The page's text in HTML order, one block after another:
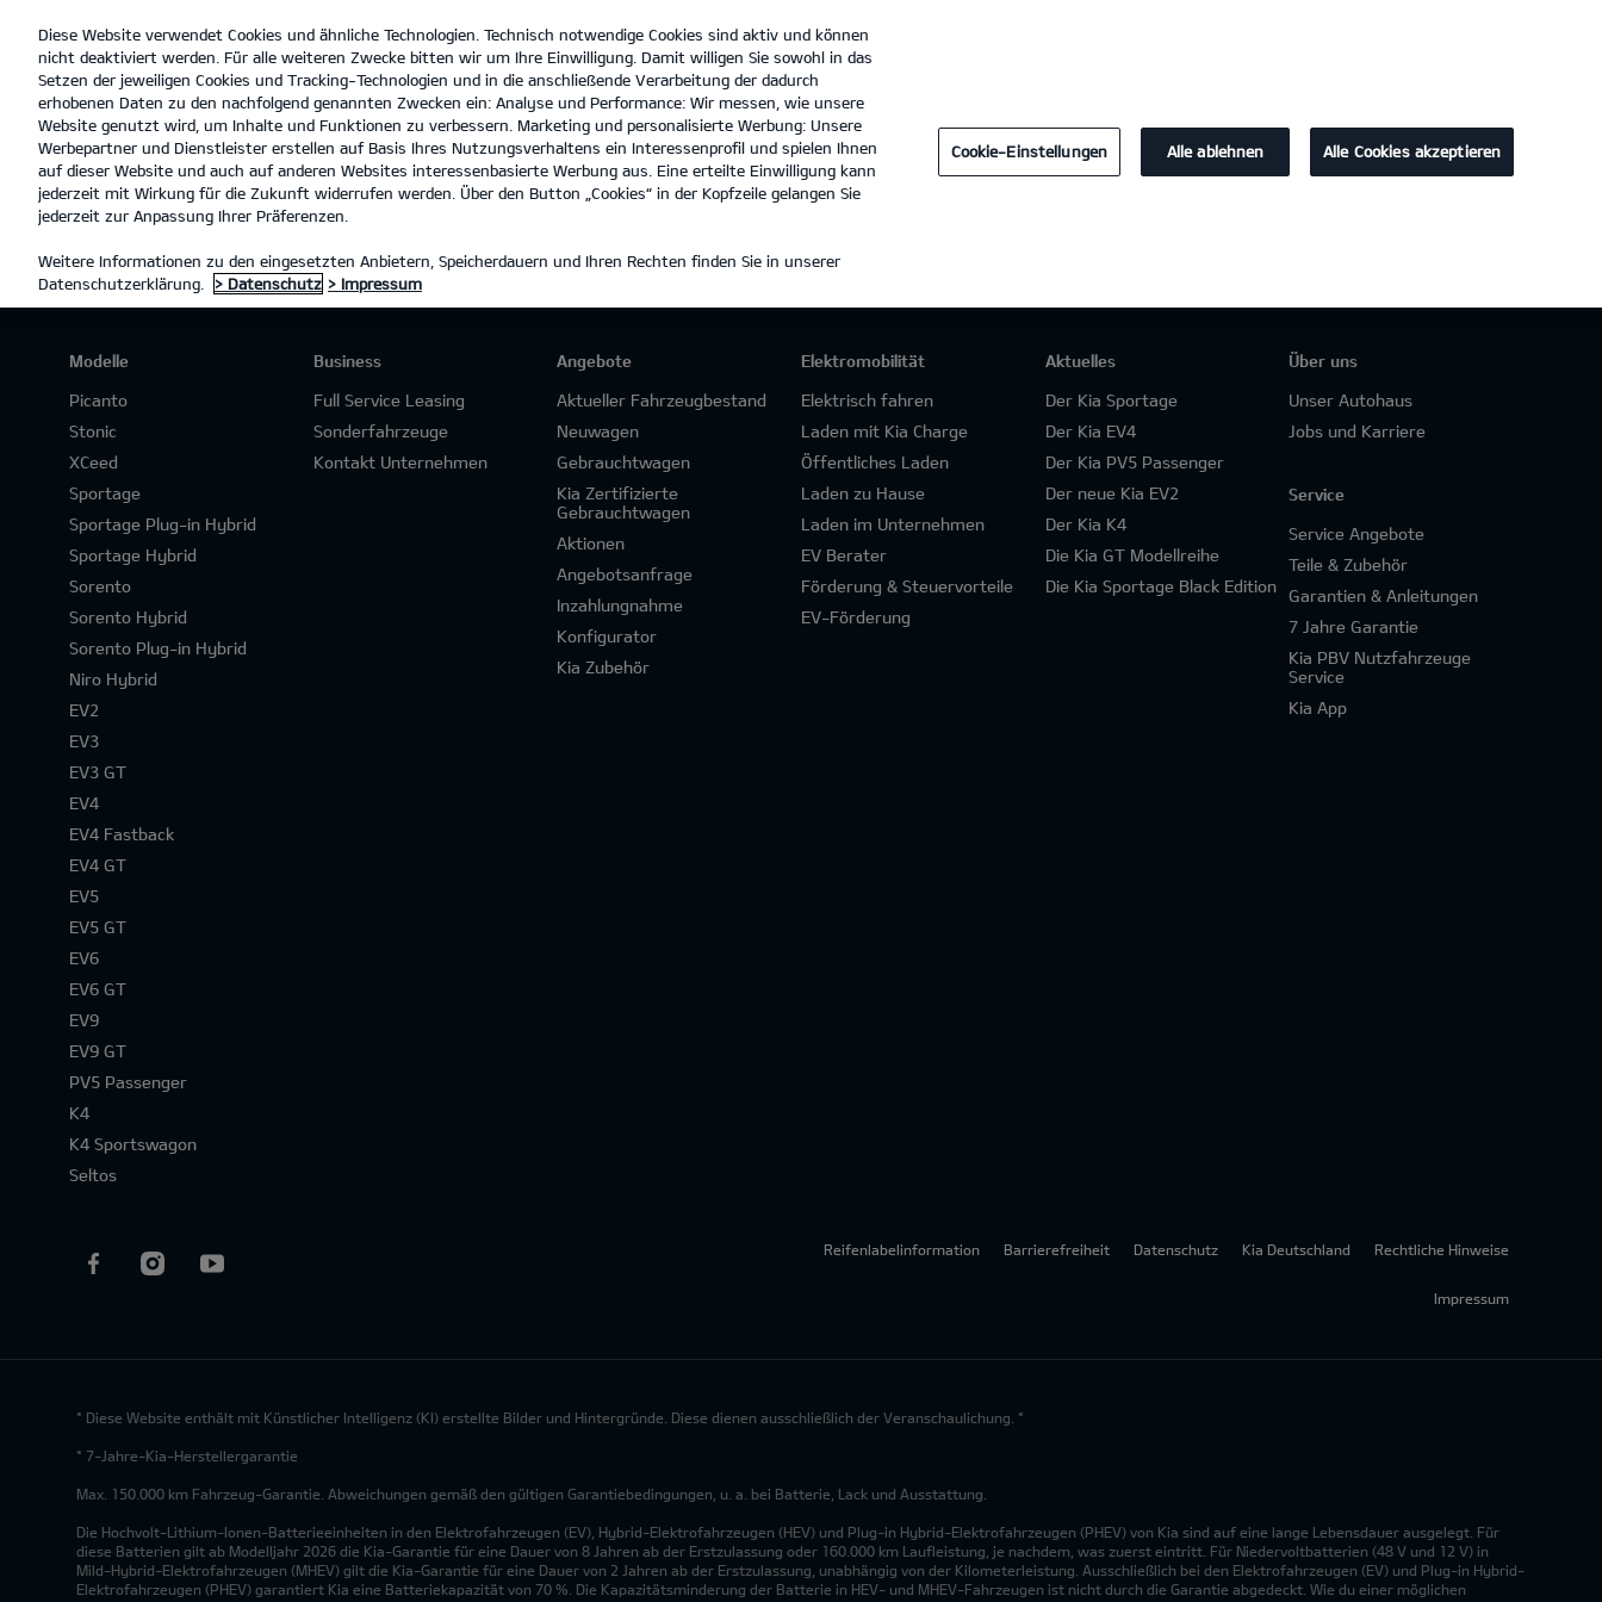
open
menu
Autohaus Schlattmann GmbH & Co. KG
PROBEFAHRT
Modelle
Picanto
Stonic
XCeed
Sportage
Sportage Plug-in Hybrid
Sportage Hybrid
Sorento
Sorento Hybrid
Sorento Plug-in Hybrid
Niro Hybrid
EV2
EV3
EV3 GT
EV4
EV4 Fastback
EV4 GT
EV5
EV5 GT
EV6
EV6 GT
EV9
EV9 GT
PV5 Passenger
K4
K4 Sportswagon
Seltos
Business
Full Service Leasing
Sonderfahrzeuge
Kontakt Unternehmen
Angebote
Aktueller Fahrzeugbestand
Neuwagen
Gebrauchtwagen
Kia Zertifizierte
Gebrauchtwagen
Aktionen
Angebotsanfrage
Inzahlungnahme
Konfigurator
Kia Zubehör
Elektromobilität
Elektrisch fahren
Laden mit Kia Charge
Öffentliches Laden
Laden zu Hause
Laden im Unternehmen
EV Berater
Förderung & Steuervorteile
EV-Förderung
Aktuelles
Der Kia Sportage
Der Kia EV4
Der Kia PV5 Passenger
Der neue Kia EV2
Der Kia K4
Die Kia GT Modellreihe
Die Kia Sportage Black Edition
Über uns
Unser Autohaus
Jobs und Karriere
Service
Service Angebote
Teile & Zubehör
Garantien & Anleitungen
7 Jahre Garantie
Kia PBV Nutzfahrzeuge
Service
Kia App
Reifenlabelinformation Barrierefreiheit Datenschutz Kia Deutschland Rechtliche Hinweise
Impressum
* Diese Website enthält mit Künstlicher Intelligenz (KI) erstellte Bilder und Hintergründe. Diese dienen ausschließlich der Veranschaulichung. *
* 7-Jahre-Kia-Herstellergarantie
Max. 150.000 km Fahrzeug-Garantie. Abweichungen gemäß den gültigen Garantiebedingungen, u. a. bei Batterie, Lack und Ausstattung.
Die Hochvolt-Lithium-Ionen-Batterieeinheiten in den Elektrofahrzeugen (EV), Hybrid-Elektrofahrzeugen (HEV) und Plug-in Hybrid-Elektrofahrzeugen (PHEV) von Kia sind auf eine lange Lebensdauer ausgelegt. Für
diese Batterien gilt ab Modelljahr 2026 die Kia-Garantie für eine Dauer von 8 Jahren ab der Erstzulassung oder 160.000 km Laufleistung, je nachdem, was zuerst eintritt. Für Niedervoltbatterien (48 V und 12 V) in
Mild-Hybrid-Elektrofahrzeugen (MHEV) gilt die Kia-Garantie für eine Dauer von 2 Jahren ab der Erstzulassung, unabhängig von der Kilometerleistung. Ausschließlich bei den Elektrofahrzeugen (EV) und Plug-in Hybrid-
Elektrofahrzeugen (PHEV) garantiert Kia eine Batteriekapazität von 70 %. Die Kapazitätsminderung der Batterie in HEV- und MHEV-Fahrzeugen ist nicht durch die Garantie abgedeckt. Wie du einer möglichen
Diese Website verwendet Cookies und ähnliche Technologien. Technisch notwendige Cookies sind aktiv und können
nicht deaktiviert werden. Für alle weiteren Zwecke bitten wir um Ihre Einwilligung. Damit willigen Sie sowohl in das
Setzen der jeweiligen Cookies und Tracking-Technologien und in die anschließende Verarbeitung der dadurch
erhobenen Daten zu den nachfolgend genannten Zwecken ein: Analyse und Performance: Wir messen, wie unsere
Website genutzt wird, um Inhalte und Funktionen zu verbessern. Marketing und personalisierte Werbung: Unsere
Werbepartner und Dienstleister erstellen auf Basis Ihres Nutzungsverhaltens ein Interessenprofil und spielen Ihnen
auf dieser Website und auch auf anderen Websites interessenbasierte Werbung aus. Eine erteilte Einwilligung kann
jederzeit mit Wirkung für die Zukunft widerrufen werden. Über den Button „Cookies“ in der Kopfzeile gelangen Sie
jederzeit zur Anpassung Ihrer Präferenzen.
Weitere Informationen zu den eingesetzten Anbietern, Speicherdauern und Ihren Rechten finden Sie in unserer
Datenschutzerklärung.
> Datenschutz > Impressum
Cookie-Einstellungen Alle ablehnen Alle Cookies akzeptieren